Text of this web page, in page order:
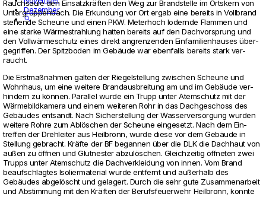
Dezember
search
Rauchsäule den Ein­satzkräften den Weg zur Brand­stelle im Orts­kern von
Unter­grup­pen­bach. Die Erkun­dung vor Ort ergab eine bereits in Voll­brand
ste­hende Scheune und einen PKW. Meter­hoch lodernde Flammen und
eine starke Wärme­strah­lung hatten bereits auf den Dach­vor­sprung und
den Vollwärme­schutz eines direkt angren­zenden Ein­fa­mi­li­en­hauses über­
ge­griffen. Der Spitz­boden im Gebäude war eben­falls bereits stark ver­
raucht.
Die Erstmaßnahmen galten der Rie­gel­stel­lung zwi­schen Scheune und
Wohn­haus, um eine wei­tere Brand­aus­brei­tung am und im Gebäude ver­
hin­dern zu können. Par­allel wurde ein Trupp unter Atem­schutz mit der
Wärme­bild­ka­mera und einem wei­teren Rohr in das Dach­ge­schoss des
Gebäudes ent­sandt. Nach Sicher­stel­lung der Was­ser­ver­sor­gung wurden
wei­tere Rohre zum Ablöschen der Scheune ein­ge­setzt. Nach dem Ein­
treffen der Dreh­leiter aus Heil­bronn, wurde diese vor dem Gebäude in
Stel­lung gebracht. Kräfte der BF begannen über die DLK die Dach­haut von
außen zu öffnen und Glut­nester abzulöschen. Gleich­zeitig öffneten zwei
Trupps unter Atem­schutz die Dach­ver­klei­dung von innen. Vom Brand
beauf­schlagtes Iso­lier­ma­te­rial wurde ent­fernt und außerhalb des
Gebäudes abgelöscht und gela­gert. Durch die sehr gute Zusam­men­ar­beit
und Abstim­mung mit den Kräften der Berufs­feu­er­wehr Heil­bronn, konnte